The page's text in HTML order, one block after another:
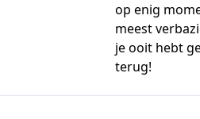
op enig
meest
je ooit hebt
terug!